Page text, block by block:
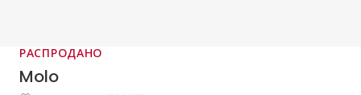
РАСПРОДАНО
Molo